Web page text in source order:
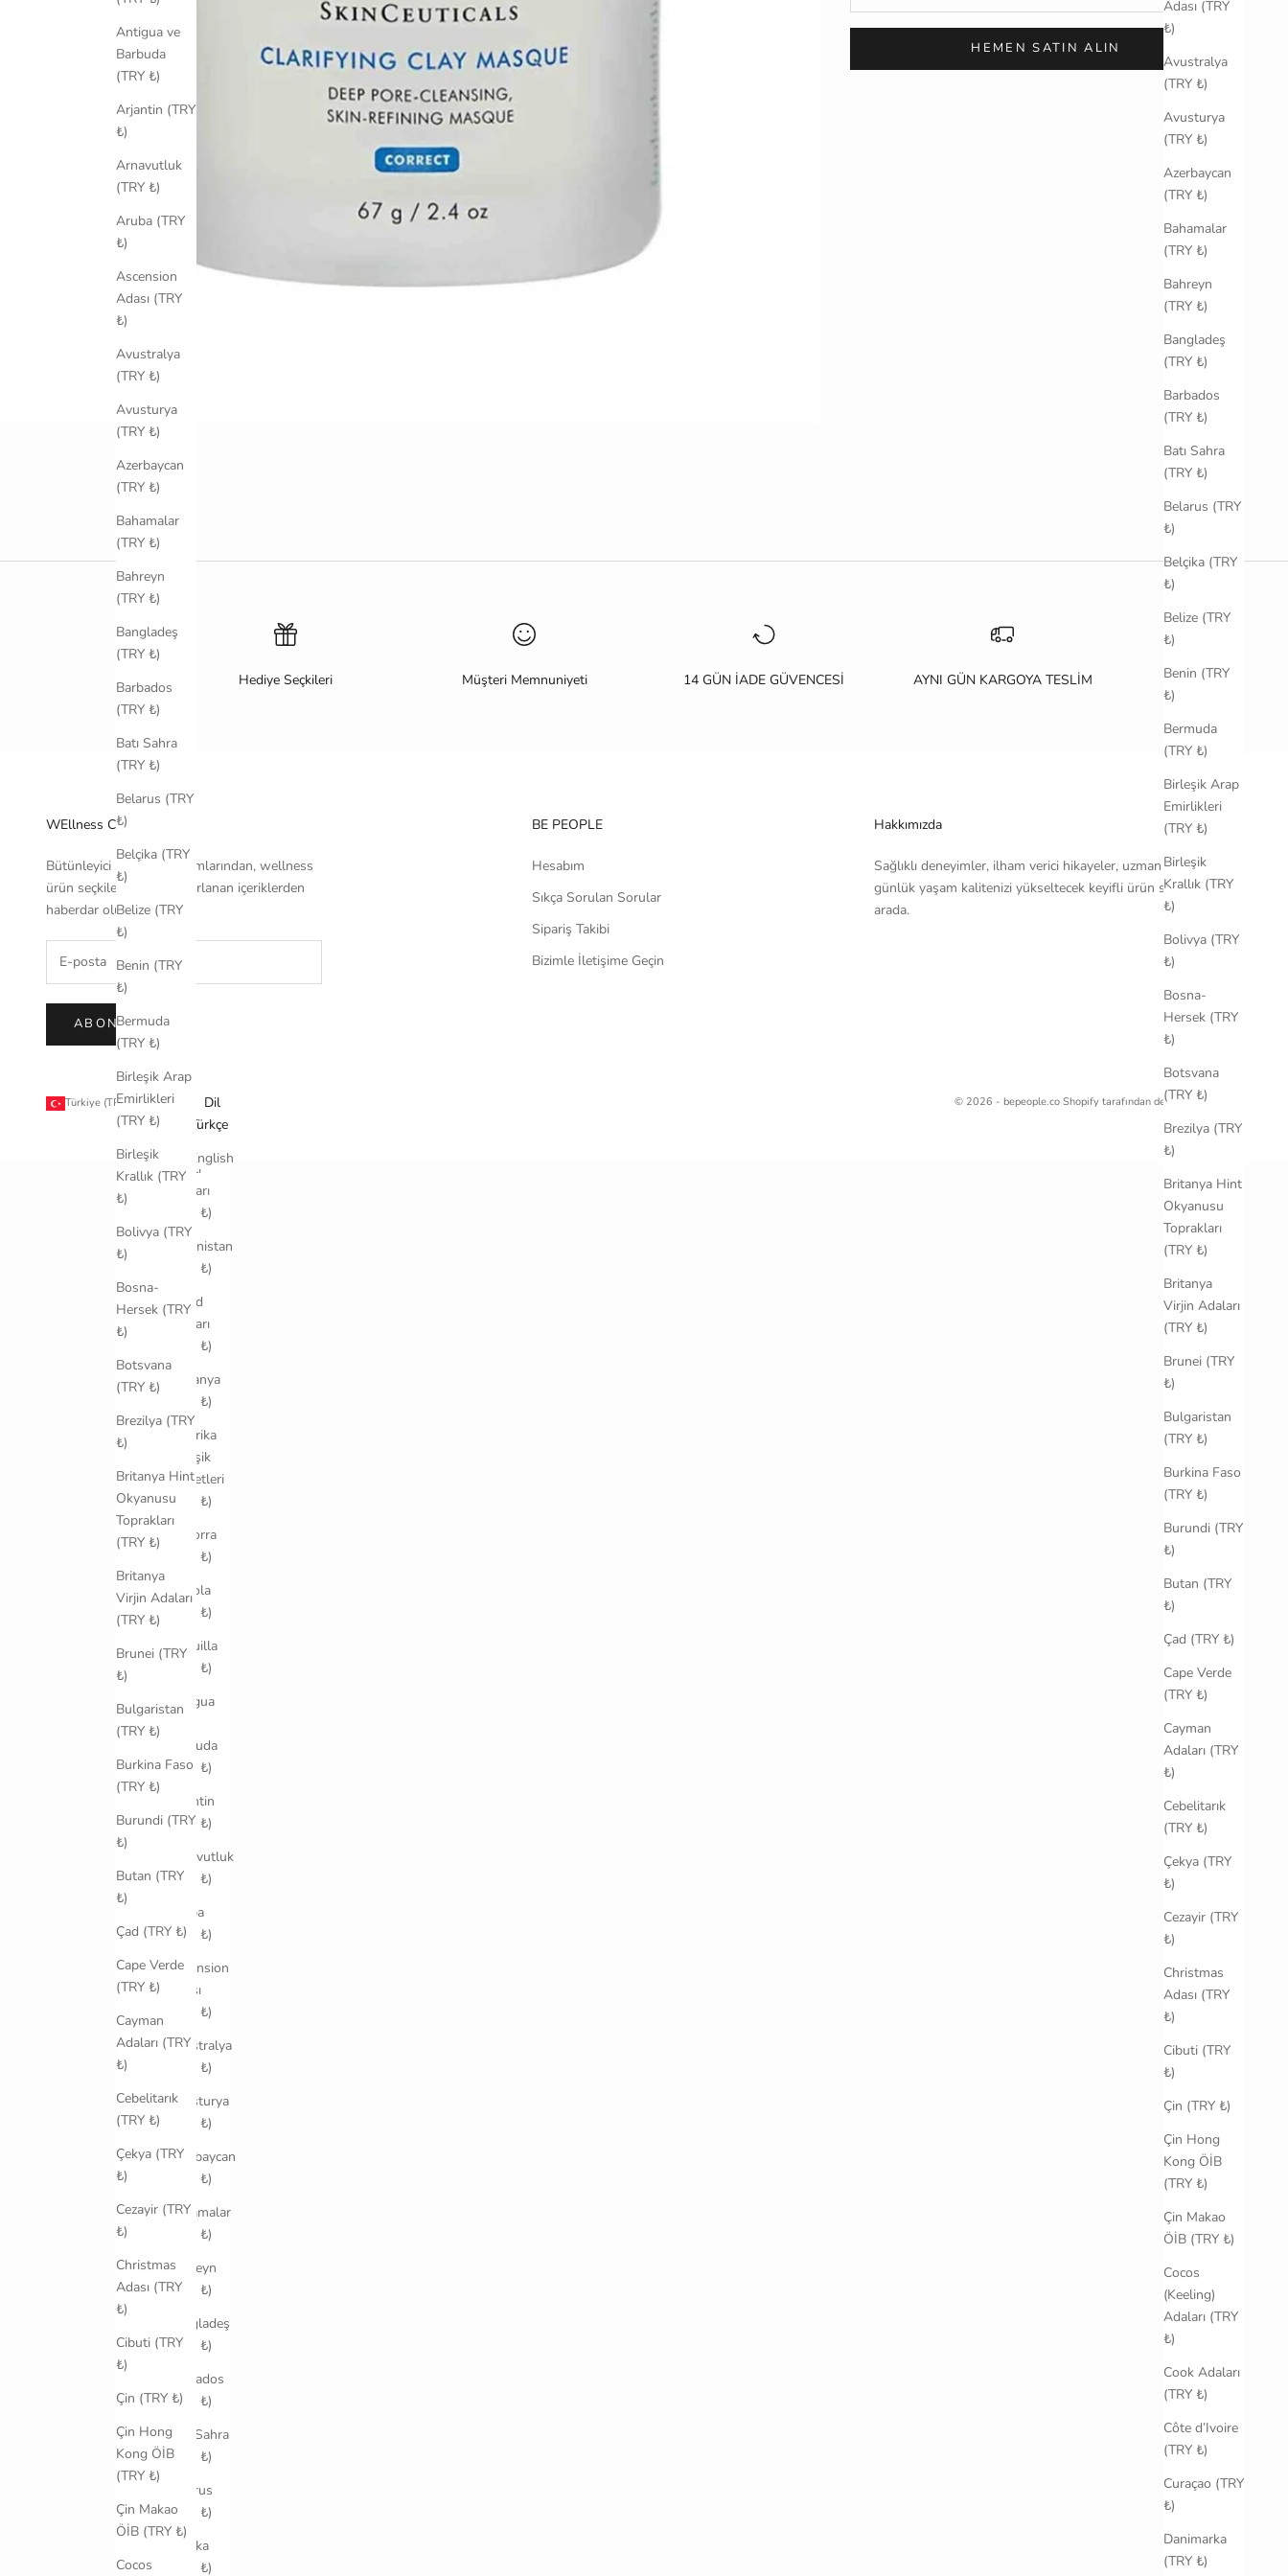
Adası (TRY
₺)
Avustralya
(TRY ₺)
Avusturya
(TRY ₺)
Azerbaycan
(TRY ₺)
Bahamalar
(TRY ₺)
Bahreyn
(TRY ₺)
Bangladeş
(TRY ₺)
Barbados
(TRY ₺)
Batı Sahra
(TRY ₺)
Belarus (TRY
₺)
Belçika (TRY
₺)
Belize (TRY
₺)
Benin (TRY
₺)
Bermuda
(TRY ₺)
Birleşik Arap
Emirlikleri
(TRY ₺)
Birleşik
Krallık (TRY
₺)
Bolivya (TRY
₺)
Bosna-
Hersek (TRY
₺)
Botsvana
(TRY ₺)
Brezilya (TRY
₺)
Britanya Hint
Okyanusu
Toprakları
(TRY ₺)
Britanya
Virjin Adaları
(TRY ₺)
Brunei (TRY
₺)
Bulgaristan
(TRY ₺)
Burkina Faso
(TRY ₺)
Burundi (TRY
₺)
Butan (TRY
₺)
Çad (TRY ₺)
Cape Verde
(TRY ₺)
Cayman
Adaları (TRY
₺)
Cebelitarık
(TRY ₺)
Çekya (TRY
₺)
Cezayir (TRY
₺)
Christmas
Adası (TRY
₺)
Cibuti (TRY
₺)
Çin (TRY ₺)
Çin Hong
Kong ÖİB
(TRY ₺)
Çin Makao
ÖİB (TRY ₺)
Cocos
(Keeling)
Adaları (TRY
₺)
Cook Adaları
(TRY ₺)
Côte d’Ivoire
(TRY ₺)
Curaçao (TRY
₺)
Danimarka
(TRY ₺)
Antigua ve
Barbuda
(TRY ₺)
Arjantin (TRY
₺)
Arnavutluk
(TRY ₺)
Aruba (TRY
₺)
Ascension
Adası (TRY
₺)
Avustralya
(TRY ₺)
Avusturya
(TRY ₺)
Azerbaycan
(TRY ₺)
Bahamalar
(TRY ₺)
Bahreyn
(TRY ₺)
Bangladeş
(TRY ₺)
Barbados
(TRY ₺)
Batı Sahra
(TRY ₺)
Belarus (TRY
₺)
Belçika (TRY
₺)
Belize (TRY
₺)
Benin (TRY
₺)
Bermuda
(TRY ₺)
Birleşik Arap
Emirlikleri
(TRY ₺)
Birleşik
Krallık (TRY
₺)
Bolivya (TRY
₺)
Bosna-
Hersek (TRY
₺)
Botsvana
(TRY ₺)
Brezilya (TRY
₺)
Britanya Hint
Okyanusu
Toprakları
(TRY ₺)
Britanya
Virjin Adaları
(TRY ₺)
Brunei (TRY
₺)
Bulgaristan
(TRY ₺)
Burkina Faso
(TRY ₺)
Burundi (TRY
₺)
Butan (TRY
₺)
Çad (TRY ₺)
Cape Verde
(TRY ₺)
Cayman
Adaları (TRY
₺)
Cebelitarık
(TRY ₺)
Çekya (TRY
₺)
Cezayir (TRY
₺)
Christmas
Adası (TRY
₺)
Cibuti (TRY
₺)
Çin (TRY ₺)
Çin Hong
Kong ÖİB
(TRY ₺)
Çin Makao
ÖİB (TRY ₺)
Cocos
HEMEN SATIN ALIN
Hediye Seçkileri Müşteri Memnuniyeti 14 GÜN İADE GÜVENCESİ AYNI GÜN KARGOYA TESLİM
WEllness Communıty
Bütünleyici sağlık yaklaşımlarından, wellness
ürün seçkileriyle özel hazırlanan içeriklerden
haberdar olun.
ABONE OL
BE PEOPLE
Hesabım
Sıkça Sorulan Sorular
Sipariş Takibi
Bizimle İletişime Geçin
Hakkımızda
Sağlıklı deneyimler, ilham verici hikayeler, uzman tavsiyeleri ve
günlük yaşam kalitenizi yükseltecek keyifli ürün seçkileri bir
arada.
Türkiye (TRY ₺)
Harici
Adaları
(TRY ₺)
Afganistan
(TRY ₺)
Åland
Adaları
(TRY ₺)
Almanya
(TRY ₺)
Amerika
Birleşik
Devletleri
(TRY ₺)
Andorra
(TRY ₺)
Angola
(TRY ₺)
Anguilla
(TRY ₺)
Antigua
Barbuda
(TRY ₺)
Arjantin
(TRY ₺)
Arnavutluk
(TRY ₺)
Aruba
(TRY ₺)
Ascension
Adası
(TRY ₺)
Avustralya
(TRY ₺)
Avusturya
(TRY ₺)
Azerbaycan
(TRY ₺)
Bahamalar
(TRY ₺)
Bahreyn
(TRY ₺)
Bangladeş
(TRY ₺)
Barbados
(TRY ₺)
Batı Sahra
(TRY ₺)
Belarus
(TRY ₺)
Belçika
(TRY ₺)
Türkçe
Dil
Türkçe
English
© 2026 - bepeople.co Shopify tarafından desteklenmektedir